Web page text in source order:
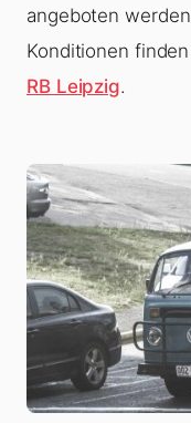
angeboten
Konditionen
RB Leipzig.